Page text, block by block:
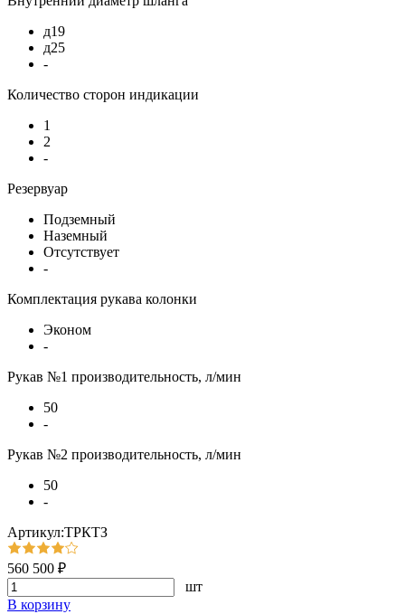
д19
д25
-
Количество сторон индикации
1
2
-
Резервуар
Подземный
Наземный
Отсутствует
-
Комплектация рукава колонки
Эконом
-
Рукав №1 производительность, л/мин
50
-
Рукав №2 производительность, л/мин
50
-
Артикул:ТРКТЗ
560 500 ₽
шт
В корзину